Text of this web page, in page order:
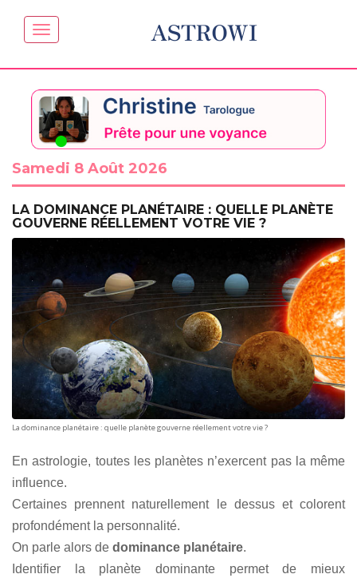
ASTROWI
Samedi 8 Août 2026
LA DOMINANCE PLANÉTAIRE : QUELLE PLANÈTE
GOUVERNE RÉELLEMENT VOTRE VIE ?
La dominance planétaire : quelle planète gouverne réellement votre vie ?
En astrologie, toutes les planètes n’exercent pas la même
influence.
Certaines prennent naturellement le dessus et colorent
profondément la personnalité.
On parle alors de dominance planétaire.
Identifier la planète dominante permet de mieux